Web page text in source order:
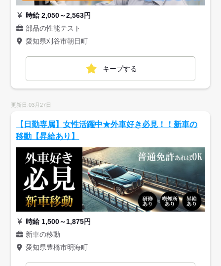
時給 2,050～2,563円
部品の性能テスト
愛知県刈谷市朝日町
キープする
更新日:03月27日
【日勤専属】女性活躍中★外車好き必見！！新車の
移動【昇給あり】
時給 1,500～1,875円
新車の移動
愛知県豊橋市明海町